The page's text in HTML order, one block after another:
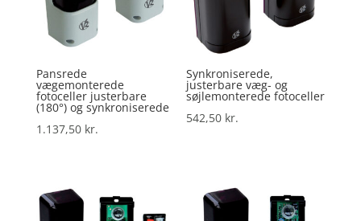
Pansrede
vægemonterede
fotoceller justerbare
(180°) og synkroniserede
1.137,50 kr.
Synkroniserede,
justerbare væg- og
søjlemonterede fotoceller
542,50 kr.